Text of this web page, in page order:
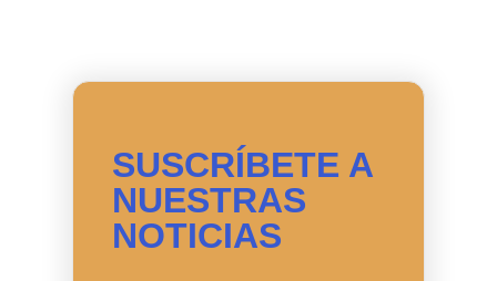
SUSCRÍBETE A
NUESTRAS
NOTICIAS